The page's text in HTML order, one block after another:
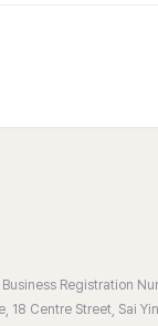
Business Registration
18 Centre Street, Sai